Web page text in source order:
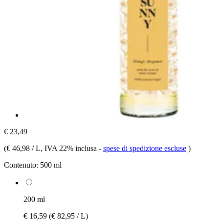
€ 23,49
(€ 46,98 / L, IVA 22% inclusa - spese di spedizione escluse )
Contenuto: 500 ml
200 ml
€ 16,59 (€ 82,95 / L)